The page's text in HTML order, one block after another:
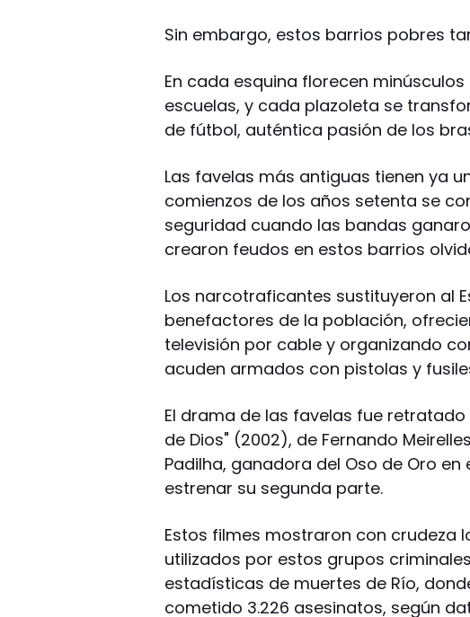
Sin embargo, estos barrios pobres
En cada esquina florecen
escuelas, y cada plazoleta se
de fútbol, auténtica pasión de los
Las favelas más antiguas tienen ya
comienzos de los años setenta se
seguridad cuando las bandas
crearon feudos en estos barrios
Los narcotraficantes sustituyeron al
benefactores de la población,
televisión por cable y organizando
acuden armados con pistolas y
El drama de las favelas fue
de Dios" (2002), de Fernando
Padilha, ganadora del Oso de Oro
estrenar su segunda parte.
Estos filmes mostraron con crudeza
utilizados por estos grupos
estadísticas de muertes de Río,
cometido 3.226 asesinatos, según